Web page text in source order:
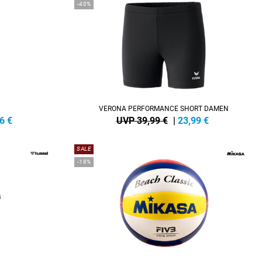
€
-40%
VERONA PERFORMANCE SHORT DAMEN
UVP 39,99 € | 23,99 €
SALE
-18%